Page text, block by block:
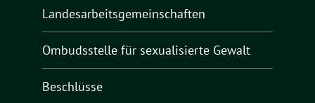
Landesarbeitsgemeinschaften
Ombudsstelle für sexualisierte Gewalt
Beschlüsse